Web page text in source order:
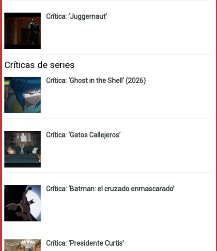
Crítica: ‘Juggernaut’
Críticas de series
Crítica: ‘Ghost in the Shell’ (2026)
Crítica: ‘Gatos Callejeros’
Crítica: ‘Batman: el cruzado enmascarado’
Crítica: ‘Presidente Curtis’